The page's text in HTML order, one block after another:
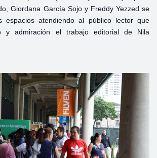
Giordana García Sojo y Freddy Yezzed se
espacios atendiendo al público lector que
y admiración el trabajo editorial de Nila